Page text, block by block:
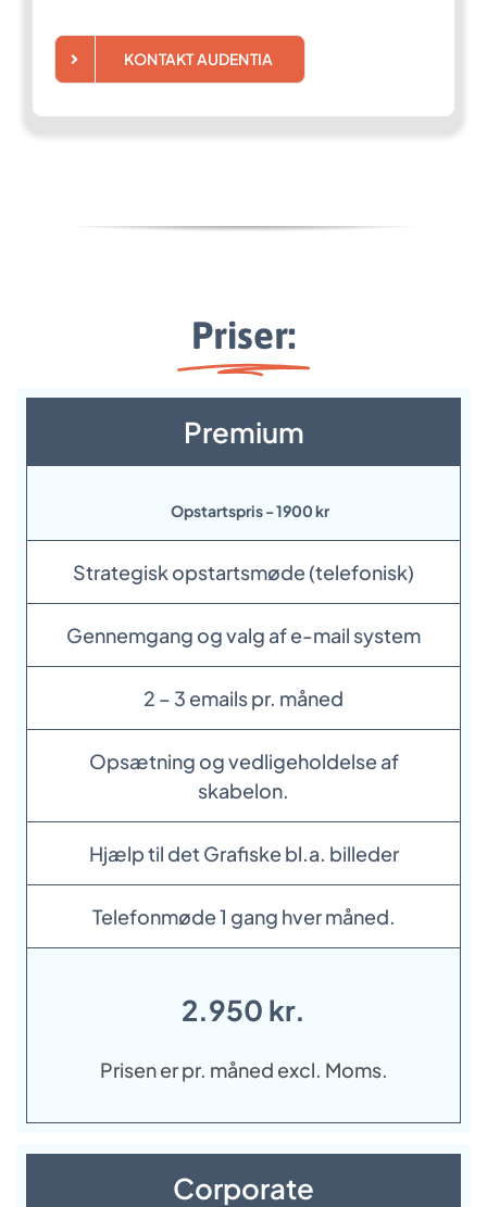
KONTAKT AUDENTIA
Priser:
Premium
Opstartspris - 1900 kr
Strategisk opstartsmøde (telefonisk)
Gennemgang og valg af e-mail system
2 – 3 emails pr. måned
Opsætning og vedligeholdelse af
skabelon.
Hjælp til det Grafiske bl.a. billeder
Telefonmøde 1 gang hver måned.
2.950 kr.
Prisen er pr. måned excl. Moms.
Corporate